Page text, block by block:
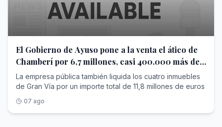
El Gobierno de Ayuso pone a la venta el ático de
Chamberí por 6,7 millones, casi 400.000 más de
lo que pagó
La empresa pública también liquida los cuatro inmuebles
de Gran Vía por un importe total de 11,8 millones de euros
07 ago